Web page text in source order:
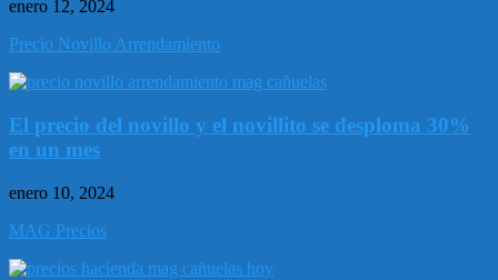
enero 12, 2024
Precio Novillo Arrendamiento
El precio del novillo y el novillito se desploma 30%
en un mes
enero 10, 2024
MAG Precios